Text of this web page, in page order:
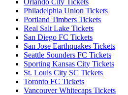
Philadelphia Union Tickets
Portland Timbers Tickets
Real Salt Lake Tickets
San Diego FC Tickets
San Jose Earthquakes Tickets
Seattle Sounders FC Tickets
Sporting Kansas City Tickets
St. Louis City SC Tickets
Toronto FC Tickets
Vancouver Whitecaps Tickets